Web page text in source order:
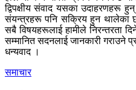
द्विपक्षीय संवाद यसका उदाहरणहरू
संयन्त्रहरू पनि सक्रिय हुन थालेका
सबै विषयहरूलाई हामीले निरन्तरता
सम्मानित सदनलाई जानकारी गराउने
धन्यवाद ।
समाचार